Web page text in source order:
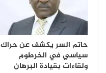
حاتم السر يكشف عن حراك
سياسي في الخرطوم
ولقاءات بقيادة البرهان